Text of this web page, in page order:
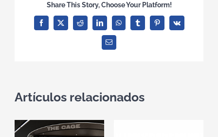
Share This Story, Choose Your Platform!
Facebook
X Reddit LinkedInWhatsAppTumblrPinterest
Vk
Correo
electrónico
Artículos relacionados